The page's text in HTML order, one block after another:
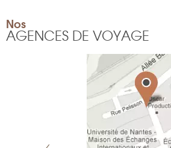
Nos
AGENCES DE VOYAGE